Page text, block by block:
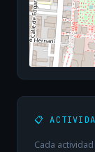
📋
Cada